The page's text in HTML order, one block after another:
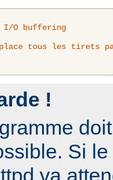
I/O buffering
tous les tirets
!
Si
va